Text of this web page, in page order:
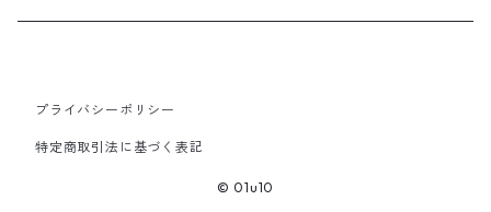
SHOES & ACCESSORY
プライバシーポリシー
特定商取引法に基づく表記
© 01u10